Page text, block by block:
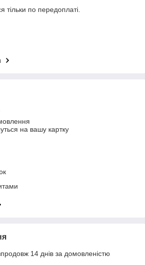
тільки по передоплаті.
на вашу картку
14 днів за домовленістю